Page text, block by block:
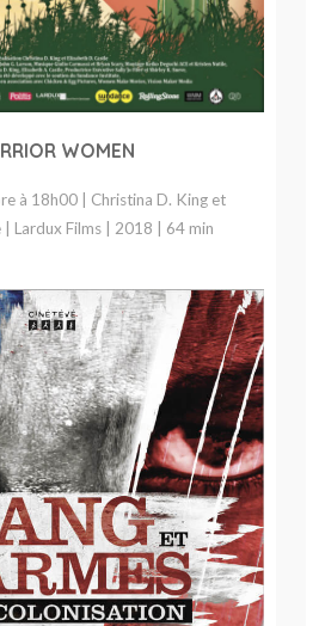
WOMEN
à 18h00 | Christina D. King et
| Lardux Films | 2018 | 64 min